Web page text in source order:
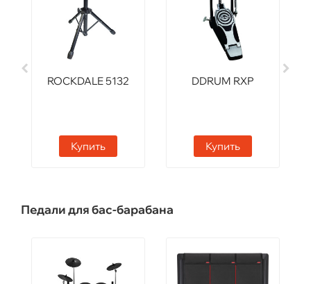
ROCKDALE 5132
Купить
DDRUM RXP
Купить
Педали для бас-барабана